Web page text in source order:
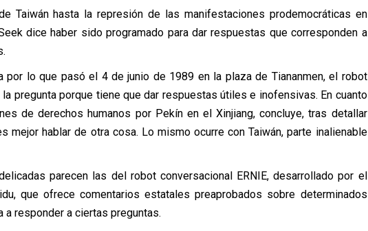
Taiwán hasta la represión de las manifestaciones prodemocráticas en
dice haber sido programado para dar respuestas que corresponden a
por lo que pasó el 4 de junio de 1989 en la plaza de Tiananmen, el robot
pregunta porque tiene que dar respuestas útiles e inofensivas. En cuanto
de derechos humanos por Pekín en el Xinjiang, concluye, tras detallar
mejor hablar de otra cosa. Lo mismo ocurre con Taiwán, parte inalienable
parecen las del robot conversacional ERNIE, desarrollado por el
que ofrece comentarios estatales preaprobados sobre determinados
responder a ciertas preguntas.